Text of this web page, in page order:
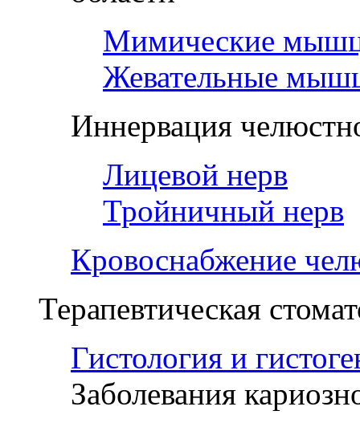
Мимические
Жевательные
Иннервация
Лицевой нерв
Тройничный нерв
Кровоснабжение
Терапевтическая
Гистология и
Заболевания